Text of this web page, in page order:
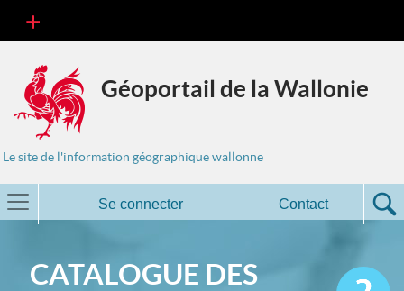
Géoportail de la Wallonie
Le site de l'information géographique wallonne
Se connecter Contact
CATALOGUE DES